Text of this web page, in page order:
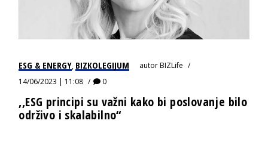
ESG & ENERGY, BIZKOLEGIJUM autorBIZLife
14/06/2023 | 11:08
0
,,ESG principi su važni kako bi poslovanje bilo
održivo i skalabilno“